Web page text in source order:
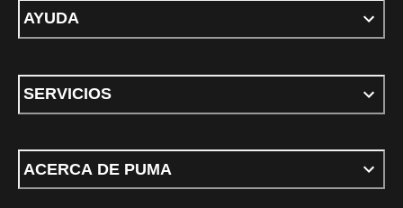
AYUDA
SERVICIOS
ACERCA DE PUMA